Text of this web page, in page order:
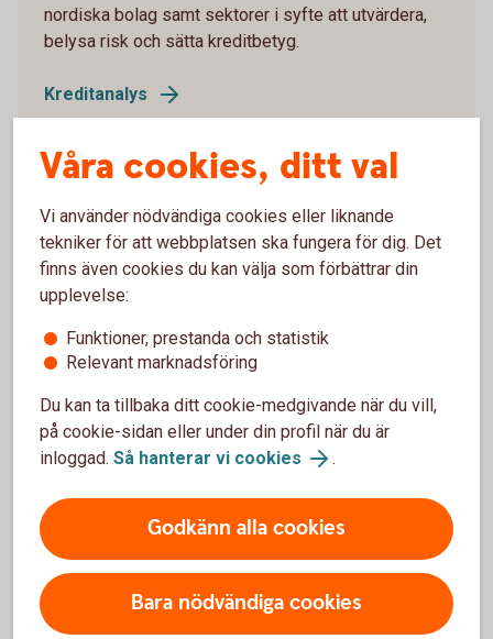
nordiska bolag samt sektorer i syfte att utvärdera,
belysa risk och sätta kreditbetyg.
Kreditanalys
Privatekonomi
Här finns Swedbanks privatekonomiska rapporter
och analyser över sådant som rör hushållens
ekonomi.
Företagande
Här hittar du Swedbanks analyser och rapporter som
rör företagande och företagare.
Våra cookies, ditt val
Vi använder nödvändiga cookies eller liknande
tekniker för att webbplatsen ska fungera för dig. Det
finns även cookies du kan välja som förbättrar din
upplevelse:
Funktioner, prestanda och statistik
Relevant marknadsföring
Du kan ta tillbaka ditt cookie-medgivande när du vill,
på cookie-sidan eller under din profil när du är
inloggad. Så hanterar vi cookies .
Godkänn alla cookies
Bara nödvändiga cookies